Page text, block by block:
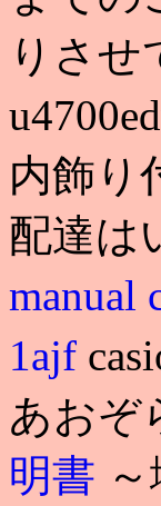
りさせ
内飾り
配達は
manual
1ajf
あおぞ
明書